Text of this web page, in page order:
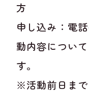
方
申し込み：電
動内容につい
※活動前日ま